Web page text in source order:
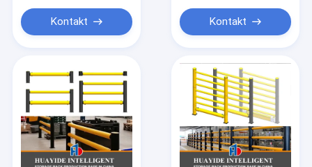
Produkte
Über uns
Fabrik Tour
werdenKontakt Kontakt